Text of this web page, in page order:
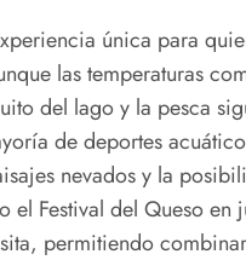
única para
las temperaturas
del lago y la pesca
de deportes
nevados y la
el Festival del Queso
permitiendo